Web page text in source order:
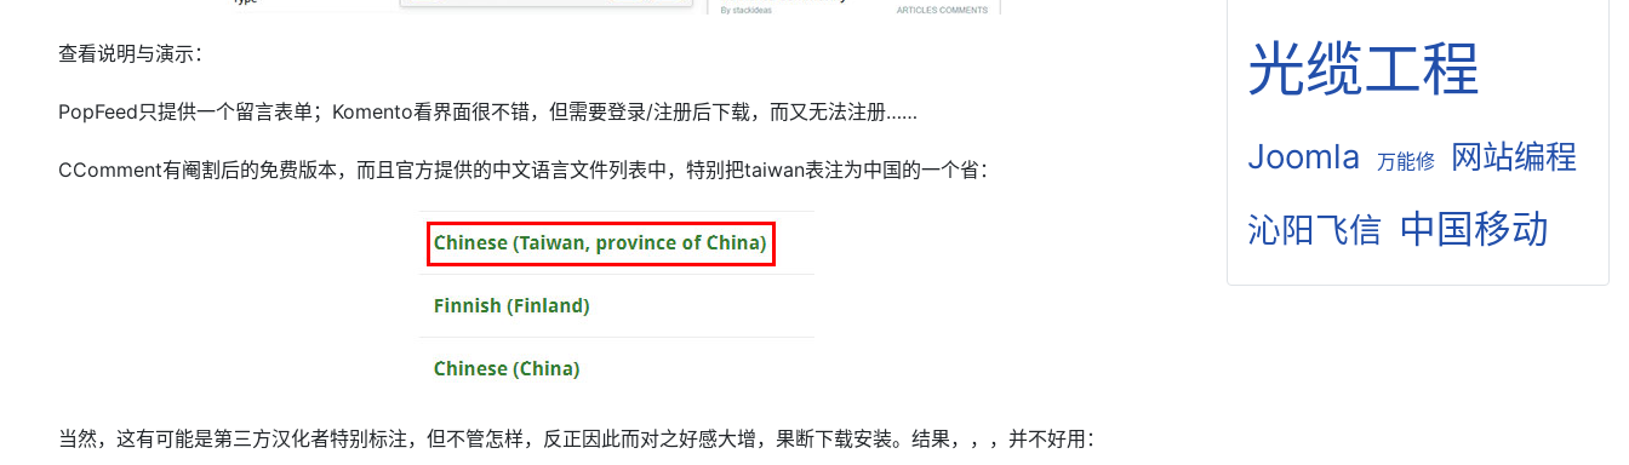
查看说明与演示：
PopFeed只提供一个留言表单；Komento看界面很不错，但需要登录/注册后下载，而又无法注册……
CComment有阉割后的免费版本，而且官方提供的中文语言文件列表中，特别把taiwan表注为中国的一个省：
当然，这有可能是第三方汉化者特别标注，但不管怎样，反正因此而对之好感大增，果断下载安装。结果，，，并不好用：
光缆工程
Joomla 万能修 网站编程
沁阳飞信 中国移动